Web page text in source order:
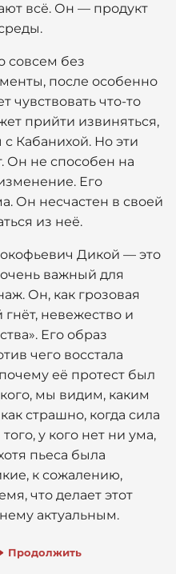
всё. Он — продукт
совсем без
после особенно
чувствовать что-то
прийти извиняться,
Кабанихой. Но эти
Он не способен на
Его
Он несчастен в своей
из неё.
Дикой — это
важный для
Он, как грозовая
гнёт, невежество и
Его образ
чего восстала
её протест был
мы видим, каким
страшно, когда сила
у кого нет ни ума,
пьеса была
к сожалению,
что делает этот
актуальным.
Продолжить